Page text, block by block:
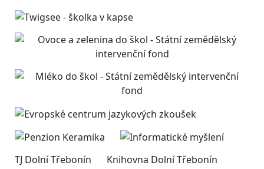
TJ Dolní Třebonín Knihovna Dolní Třebonín